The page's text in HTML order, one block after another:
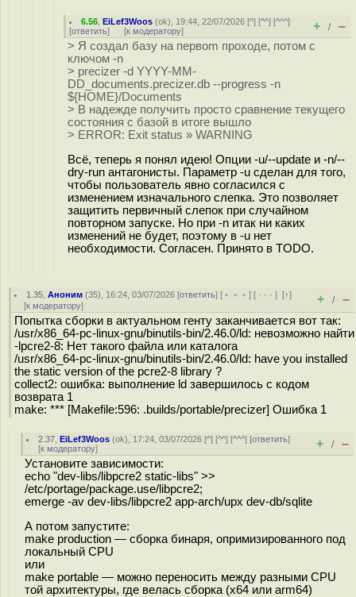
6.56 ,EiLef3Woos (ok), 19:44, 22/07/2026 [^] [^^] [^^^]
[ответить] [к модератору] + / –
> Я создал базу на первоm проходе, потом с
ключом -n
> precizer -d YYYY-MM-
DD_documents.precizer.db --progress -n
${HOME}/Documents
> В надежде получить просто сравнение текущего
состояния с базой в итоге вышло
> ERROR: Exit status » WARNING
Всё, теперь я понял идею! Опции -u/--update и -n/--
dry-run антагонисты. Параметр -u сделан для того,
чтобы пользователь явно согласился с
изменением изначального слепка. Это позволяет
защитить первичный слепок при случайном
повторном запуске. Но при -n итак ни каких
изменений не будет, поэтому в -u нет
необходимости. Согласен. Принято в TODO.
1.35 ,Аноним (35), 16:24, 03/07/2026 [ответить] [ ﹢﹢﹢] [ · · ·][↑]
[к модератору] + / –
Попытка сборки в актуальном генту заканчивается вот так:
/usr/x86_64-pc-linux-gnu/binutils-bin/2.46.0/ld: невозможно найти
-lpcre2-8: Нет такого файла или каталога
/usr/x86_64-pc-linux-gnu/binutils-bin/2.46.0/ld: have you installed
the static version of the pcre2-8 library ?
collect2: ошибка: выполнение ld завершилось с кодом
возврата 1
make: *** [Makefile:596: .builds/portable/precizer] Ошибка 1
2.37 ,EiLef3Woos (ok), 17:24, 03/07/2026 [^] [^^] [^^^] [ответить]
[к модератору] + / –
Установите зависимости:
echo "dev-libs/libpcre2 static-libs" >>
/etc/portage/package.use/libpcre2;
emerge -av dev-libs/libpcre2 app-arch/upx dev-db/sqlite
А потом запустите:
make production — сборка бинаря, опримизированного под
локальный CPU
или
make portable — можно переносить между разными CPU
той архитектуры, где велась сборка (x64 или arm64)